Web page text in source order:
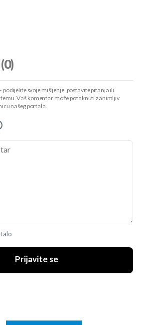
(0)
podijelite svoje mišljenje, postavite pitanja ili
temu. Vaš komentar može potaknuti zanimljiv
našeg portala.
Prijavite se